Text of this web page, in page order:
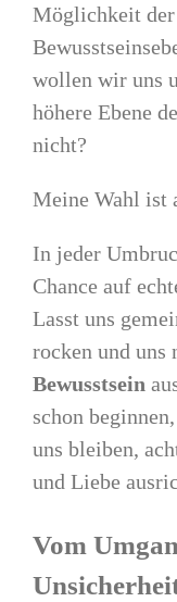
Möglichkeit der
wollen wir uns
höhere Ebene
nicht?
Meine Wahl ist
In jeder
Chance auf
Lasst uns
rocken und uns
Bewusstsein
schon
uns bleiben,
und Liebe
Vom